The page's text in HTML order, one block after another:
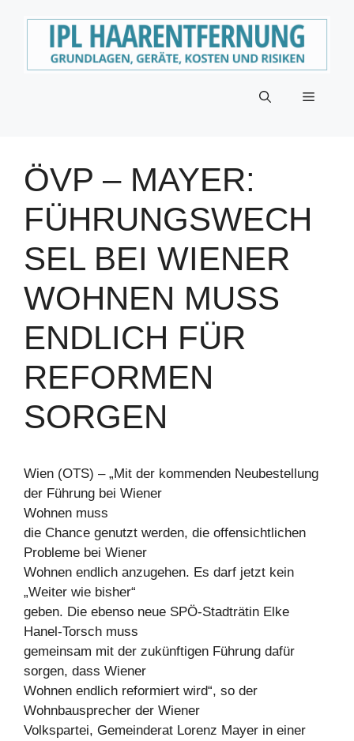
Menü
ÖVP – MAYER:
FÜHRUNGSWECH
SEL BEI WIENER
WOHNEN MUSS
ENDLICH FÜR
REFORMEN
SORGEN
Wien (OTS) – „Mit der kommenden Neubestellung
der Führung bei Wiener
Wohnen muss
die Chance genutzt werden, die offensichtlichen
Probleme bei Wiener
Wohnen endlich anzugehen. Es darf jetzt kein
„Weiter wie bisher“
geben. Die ebenso neue SPÖ-Stadträtin Elke
Hanel-Torsch muss
gemeinsam mit der zukünftigen Führung dafür
sorgen, dass Wiener
Wohnen endlich reformiert wird“, so der
Wohnbausprecher der Wiener
Volkspartei, Gemeinderat Lorenz Mayer in einer